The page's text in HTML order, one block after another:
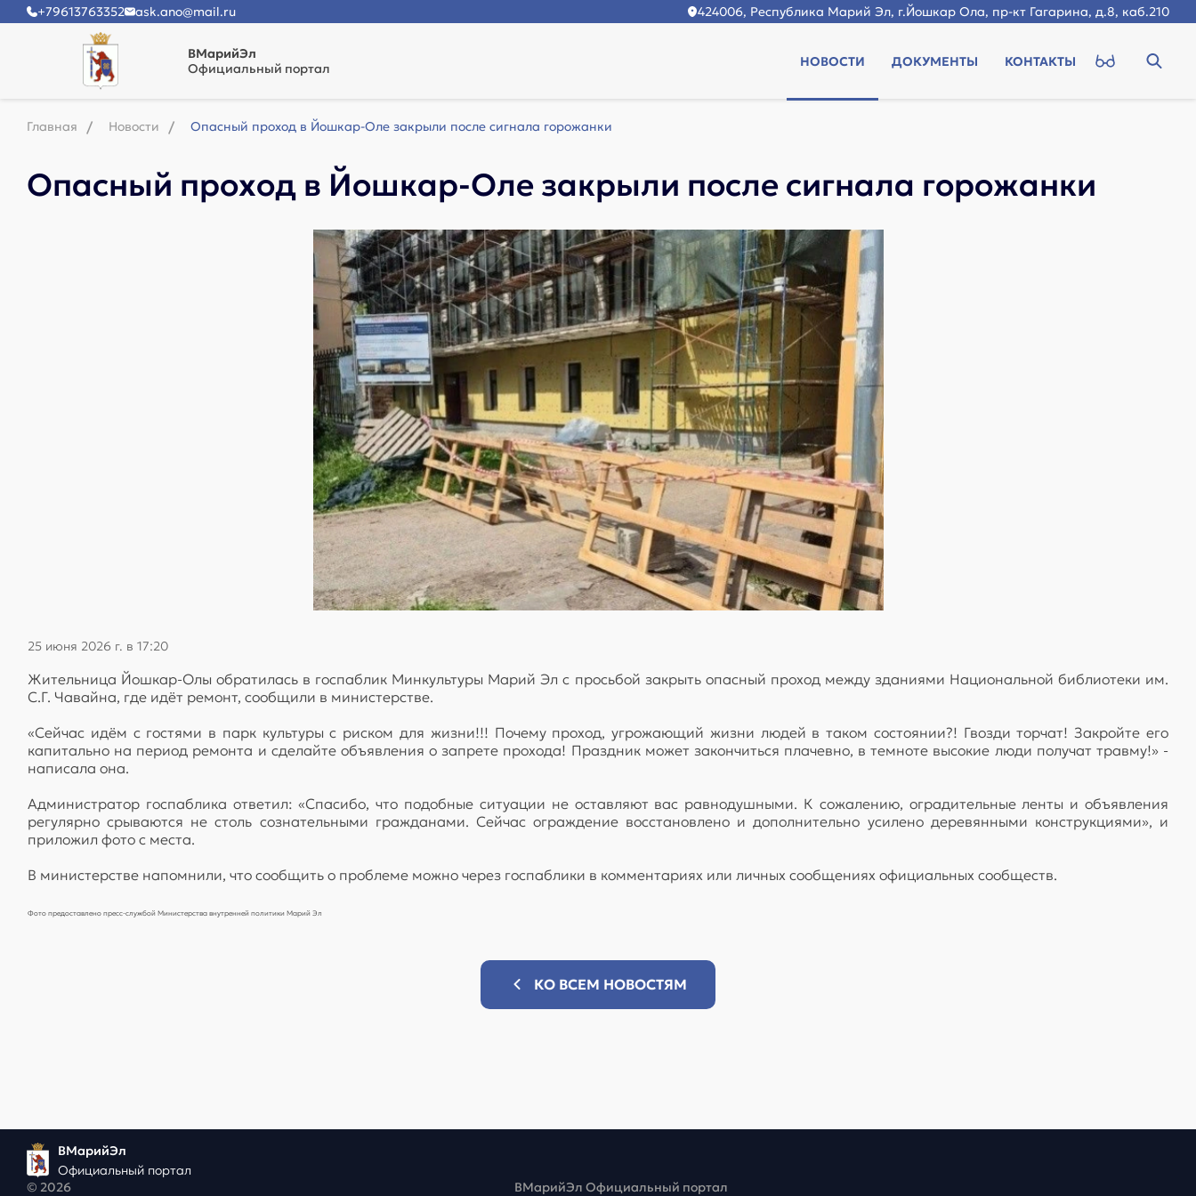
+79613763352 ask.ano@mail.ru 424006, Республика Марий Эл, г.Йошкар Ола, пр-кт Гагарина, д.8, каб.210
ВМарийЭл
Официальный портал
НОВОСТИ ДОКУМЕНТЫ КОНТАКТЫ
Главная Новости Опасный проход в Йошкар-Оле закрыли после сигнала горожанки
Опасный проход в Йошкар-Оле закрыли после сигнала горожанки
25 июня 2026 г. в 17:20
Жительница Йошкар-Олы обратилась в госпаблик Минкультуры Марий Эл с просьбой закрыть опасный проход между зданиями Национальной библиотеки им.
С.Г. Чавайна, где идёт ремонт, сообщили в министерстве.
«Сейчас идём с гостями в парк культуры с риском для жизни!!! Почему проход, угрожающий жизни людей в таком состоянии?! Гвозди торчат! Закройте его
капитально на период ремонта и сделайте объявления о запрете прохода! Праздник может закончиться плачевно, в темноте высокие люди получат травму!» -
написала она.
Администратор госпаблика ответил: «Спасибо, что подобные ситуации не оставляют вас равнодушными. К сожалению, оградительные ленты и объявления
регулярно срываются не столь сознательными гражданами. Сейчас ограждение восстановлено и дополнительно усилено деревянными конструкциями», и
приложил фото с места.
В министерстве напомнили, что сообщить о проблеме можно через госпаблики в комментариях или личных сообщениях официальных сообществ.
Фото предоставлено пресс-службой Министерства внутренней политики Марий Эл
КО ВСЕМ НОВОСТЯМ
ВМарийЭл
Официальный портал
© 2026
ВМарийЭл Официальный портал